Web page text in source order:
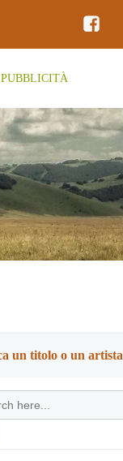
PUBBLICITÀ
un titolo o un artista